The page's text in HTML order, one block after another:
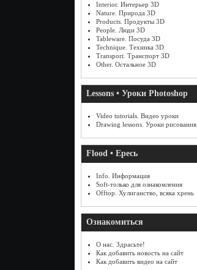
Interior. Интерьер 3D
Nature. Природа 3D
Products. Продукты 3D
People. Люди 3D
Tableware. Посуда 3D
Technique. Техника 3D
Transport. Транспорт 3D
Other. Остальное 3D
Lessons • Уроки Photoshop
Video tutorials. Видео уроки
Drawing lessons. Уроки рисования
Flood • Ересь
Info. Информация
Soft-только для ознакомления
Offtop. Хулиганство, всяка хрень
Ознакомиться
О нас. Здрасьте!
Как добавить новость на сайт
Как добавить видео на сайт